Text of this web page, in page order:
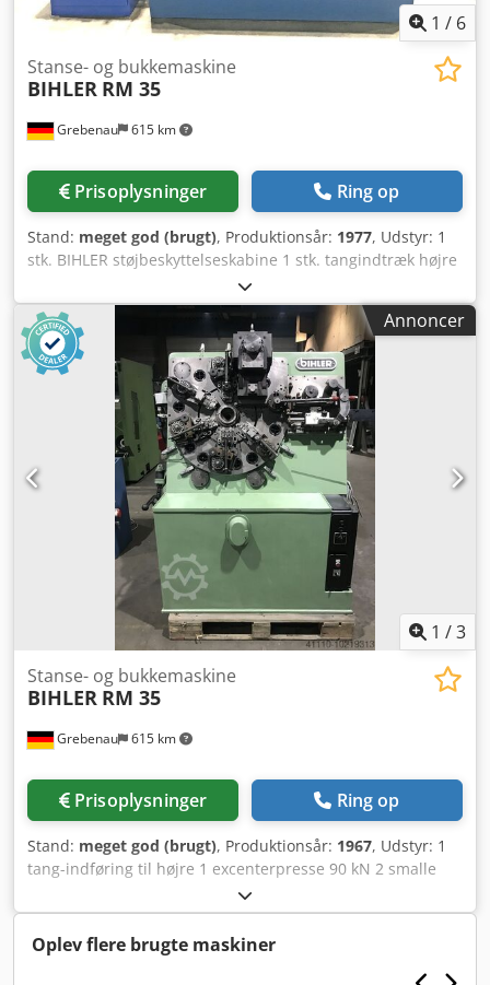
1 / 6
Grebenau 615 km
Stanse- og bukkemaskine
BIHLER RM 35
Prisoplysninger Ring op
Stand: meget god (brugt), Produktionsår: 1977, Udstyr: 1
stk. BIHLER støjbeskyttelseskabine 1 stk. tangindtræk højre
Dcedpsfzr Aqsfx Ab Uok 1 stk. excenterpresse 70 kN 4 stk.
standard-glideslædeaggregater 1 stk. smal-
glideslædeaggregat Arbejdsområde: Trådtykkelse: 0,5 - 3,5
mm Båndbredde: op til 32 mm Indtrækslængde: op til 170
mm Kapacitet: op til 250/min.
Annoncer
1 /3
Grebenau 615 km
Stanse- og bukkemaskine
BIHLER RM 35
Prisoplysninger Ring op
Stand: meget god (brugt), Produktionsår: 1967, Udstyr: 1
tang-indføring til højre 1 excenterpresse 90 kN 2 smalle
slædeaggregater 3 normale slædeaggregater
Arbejdsområde: Trådtykkelse: 0,5 - 3,5 mm Båndbredde:
maks. 32 mm Dcedpfx Aol D N Hvob Usk Indføringslængde:
maks. 170 mm Kapacitet: maks. 250/min
Oplev flere brugte maskiner